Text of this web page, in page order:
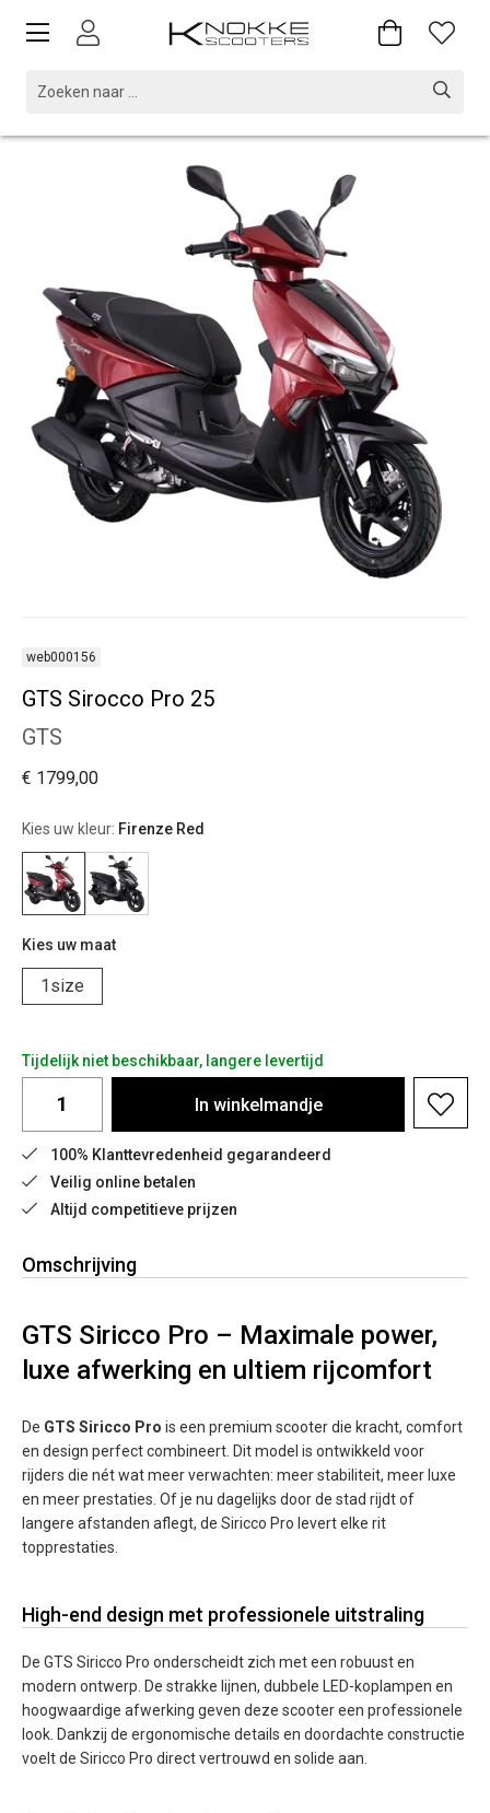
web000156
GTS Sirocco Pro 25
GTS
€ 1799,00
Kies uw kleur: Firenze Red
Kies uw maat
1size
Tijdelijk niet beschikbaar, langere levertijd
In winkelmandje
100% Klanttevredenheid gegarandeerd
Veilig online betalen
Altijd competitieve prijzen
Omschrijving
GTS Siricco Pro – Maximale power,
luxe afwerking en ultiem rijcomfort
De GTS Siricco Pro is een premium scooter die kracht, comfort
en design perfect combineert. Dit model is ontwikkeld voor
rijders die nét wat meer verwachten: meer stabiliteit, meer luxe
en meer prestaties. Of je nu dagelijks door de stad rijdt of
langere afstanden aflegt, de Siricco Pro levert elke rit
topprestaties.
High-end design met professionele uitstraling
De GTS Siricco Pro onderscheidt zich met een robuust en
modern ontwerp. De strakke lijnen, dubbele LED-koplampen en
hoogwaardige afwerking geven deze scooter een professionele
look. Dankzij de ergonomische details en doordachte constructie
voelt de Siricco Pro direct vertrouwd en solide aan.